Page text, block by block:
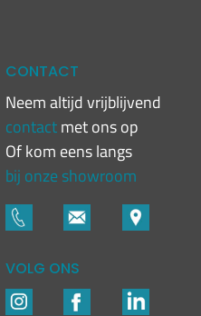
CONTACT
Neem altijd vrijblijvend
contactmet ons op
Of kom eens langs
bij onze showroom
VOLG ONS